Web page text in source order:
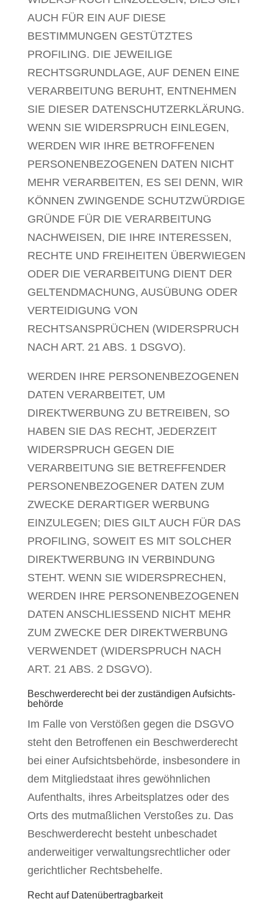
AUCH FÜR EIN AUF DIESE
BESTIMMUNGEN GESTÜTZTES
PROFILING. DIE JEWEILIGE
RECHTSGRUNDLAGE, AUF DENEN EINE
VERARBEITUNG BERUHT, ENTNEHMEN
SIE DIESER DATENSCHUTZERKLÄRUNG.
WENN SIE WIDERSPRUCH EINLEGEN,
WERDEN WIR IHRE BETROFFENEN
PERSONENBEZOGENEN DATEN NICHT
MEHR VERARBEITEN, ES SEI DENN, WIR
KÖNNEN ZWINGENDE SCHUTZWÜRDIGE
GRÜNDE FÜR DIE VERARBEITUNG
NACHWEISEN, DIE IHRE INTERESSEN,
RECHTE UND FREIHEITEN ÜBERWIEGEN
ODER DIE VERARBEITUNG DIENT DER
GELTENDMACHUNG, AUSÜBUNG ODER
VERTEIDIGUNG VON
RECHTSANSPRÜCHEN (WIDERSPRUCH
NACH ART. 21 ABS. 1 DSGVO).
WERDEN IHRE PERSONENBEZOGENEN
DATEN VERARBEITET, UM
DIREKTWERBUNG ZU BETREIBEN, SO
HABEN SIE DAS RECHT, JEDERZEIT
WIDERSPRUCH GEGEN DIE
VERARBEITUNG SIE BETREFFENDER
PERSONENBEZOGENER DATEN ZUM
ZWECKE DERARTIGER WERBUNG
EINZULEGEN; DIES GILT AUCH FÜR DAS
PROFILING, SOWEIT ES MIT SOLCHER
DIREKTWERBUNG IN VERBINDUNG
STEHT. WENN SIE WIDERSPRECHEN,
WERDEN IHRE PERSONENBEZOGENEN
DATEN ANSCHLIESSEND NICHT MEHR
ZUM ZWECKE DER DIREKTWERBUNG
VERWENDET (WIDERSPRUCH NACH
ART. 21 ABS. 2 DSGVO).
Beschwerde­recht bei der zuständigen Aufsichts­
behörde
Im Falle von Verstößen gegen die DSGVO
steht den Betroffenen ein Beschwerderecht
bei einer Aufsichtsbehörde, insbesondere in
dem Mitgliedstaat ihres gewöhnlichen
Aufenthalts, ihres Arbeitsplatzes oder des
Orts des mutmaßlichen Verstoßes zu. Das
Beschwerderecht besteht unbeschadet
anderweitiger verwaltungsrechtlicher oder
gerichtlicher Rechtsbehelfe.
Recht auf Daten­übertrag­barkeit